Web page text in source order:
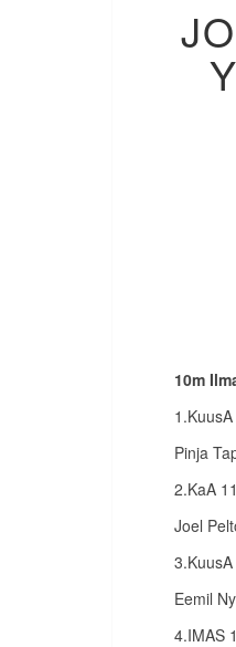
10m
Pinja
2.KaA
Joel
Eemil
4.IMAS